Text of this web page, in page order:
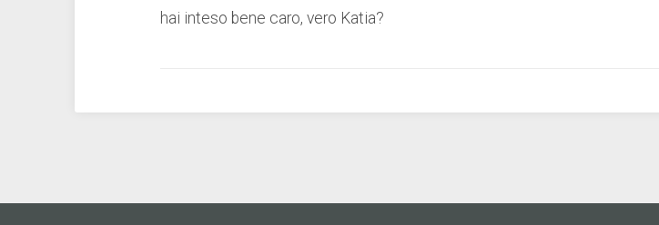
hai inteso bene caro, vero Katia?